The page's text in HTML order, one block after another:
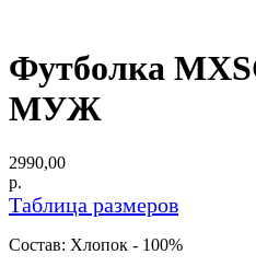
Футболка
МУЖ
2990,00
р.
Таблица размеров
Состав: Хлопок - 100%